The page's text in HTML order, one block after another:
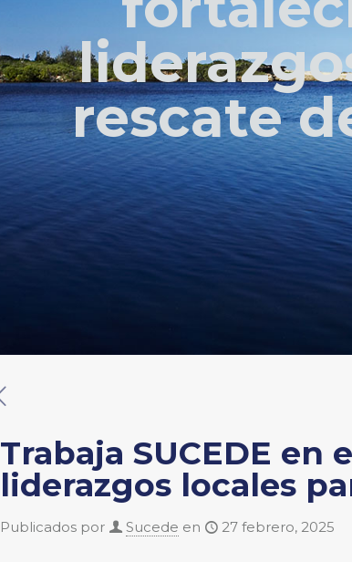
rescate
Trabaja SUCEDE
liderazgos locales
Publicados por Sucede en 27 febrero, 2025